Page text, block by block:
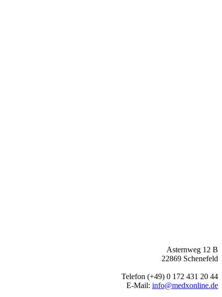
Asternweg 12 B
22869 Schenefeld
Telefon (+49) 0 172 431 20 44
E-Mail: info@medxonline.de